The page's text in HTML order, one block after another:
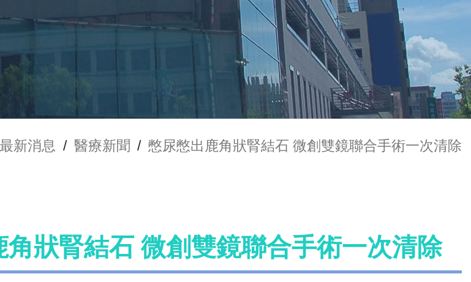
最新消息 / 醫療新聞 / 憋尿憋出鹿角狀腎結石 微創雙鏡聯合手術一次清除
角狀腎結石 微創雙鏡聯合手術一次清除